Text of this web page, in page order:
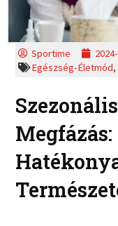
Sportime
Egészség-Életmód,